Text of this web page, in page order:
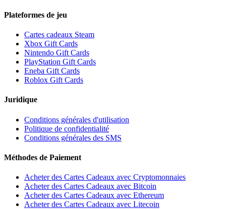
Plateformes de jeu
Cartes cadeaux Steam
Xbox Gift Cards
Nintendo Gift Cards
PlayStation Gift Cards
Eneba Gift Cards
Roblox Gift Cards
Juridique
Conditions générales d'utilisation
Politique de confidentialité
Conditions générales des SMS
Méthodes de Paiement
Acheter des Cartes Cadeaux avec Cryptomonnaies
Acheter des Cartes Cadeaux avec Bitcoin
Acheter des Cartes Cadeaux avec Ethereum
Acheter des Cartes Cadeaux avec Litecoin